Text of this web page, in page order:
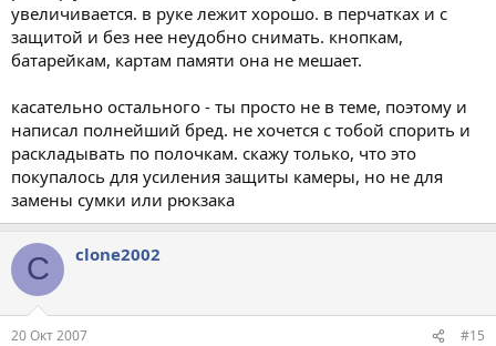
увеличивается. в руке лежит хорошо. в перчатках и с
защитой и без нее неудобно снимать. кнопкам,
батарейкам, картам памяти она не мешает.
касательно остального - ты просто не в теме, поэтому и
написал полнейший бред. не хочется с тобой спорить и
раскладывать по полочкам. скажу только, что это
покупалось для усиления защиты камеры, но не для
замены сумки или рюкзака
C clone2002
20 Окт 2007 #15